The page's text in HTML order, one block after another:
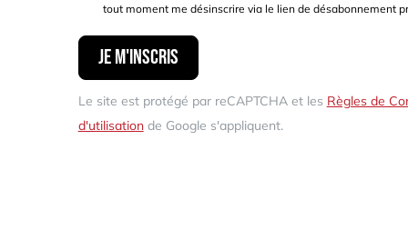
tout moment me désinscrire via le lien de désabonnement
Je m'inscris
Le site est protégé par reCAPTCHA et les Règles de
d'utilisationde Google s'appliquent.